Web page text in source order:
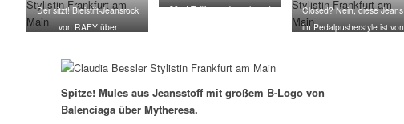
Der sitzt! Bleistift-Jeansrock
von RAEY über
80er! Tailliertes Jeanshemd
Closed? Nein, diese Jeans
im Pedalpusherstyle ist von
Spitze! Mules aus Jeansstoff mit großem B-Logo von
Balenciaga über Mytheresa.